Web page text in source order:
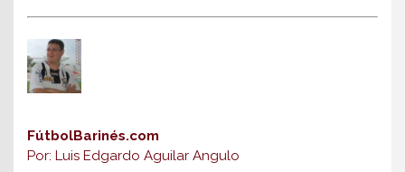
FútbolBarinés.com
Por: Luis Edgardo Aguilar Angulo